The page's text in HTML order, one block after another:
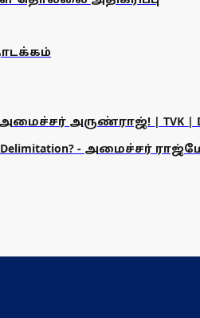
அருண்ராஜ்! | TVK |
- அமைச்சர்